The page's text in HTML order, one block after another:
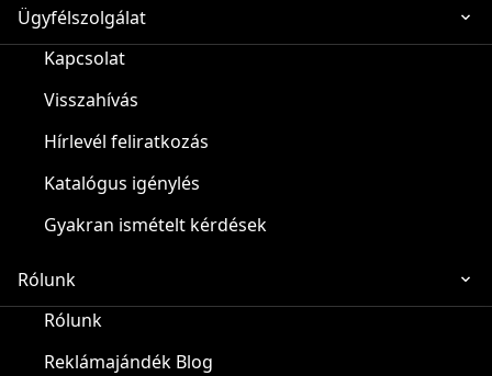
Ügyfélszolgálat
Kapcsolat
Visszahívás
Hírlevél feliratkozás
Katalógus igénylés
Gyakran ismételt kérdések
Rólunk
Rólunk
Reklámajándék Blog